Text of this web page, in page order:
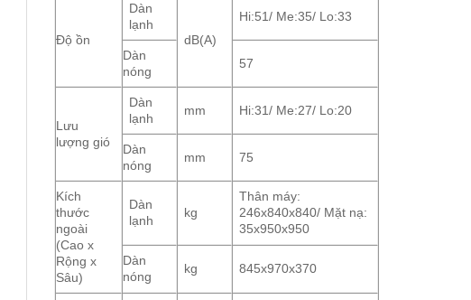
Độ ồn
Dàn
lạnh
dB(A)
Hi:51/ Me:35/ Lo:33
Dàn
nóng
57
Lưu
lượng gió
Dàn
lạnh
mm Hi:31/ Me:27/ Lo:20
Dàn
nóng
mm 75
Kích
thước
ngoài
(Cao x
Rộng x
Sâu)
Dàn
lạnh
kg
Thân máy:
246x840x840/ Mặt nạ:
35x950x950
Dàn
nóng
kg 845x970x370